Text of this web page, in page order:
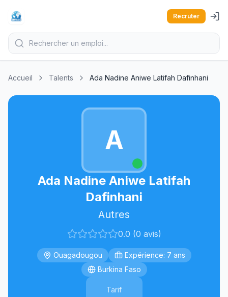
Recruter
Accueil Talents Ada Nadine Aniwe Latifah Dafinhani
A
Ada Nadine Aniwe Latifah
Dafinhani
Autres
0.0 (0 avis)
Ouagadougou
Expérience: 7 ans
Burkina Faso
Tarif